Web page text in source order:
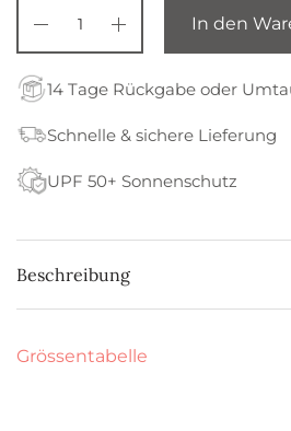
In den
14 Tage Rückgabe oder
Schnelle & sichere Lieferung
UPF 50+ Sonnenschutz
Beschreibung
Grössentabelle